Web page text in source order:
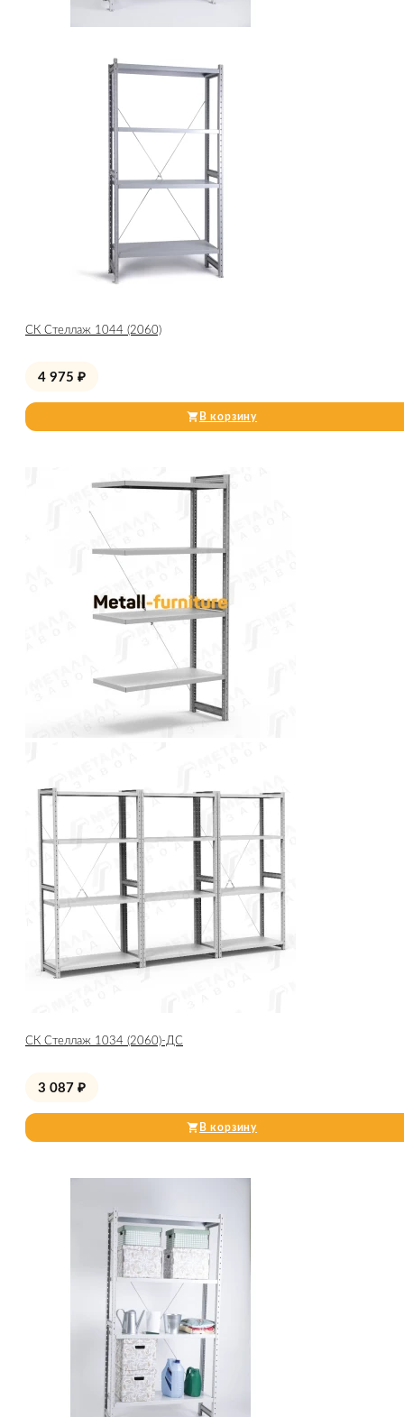
СК Стеллаж 1044 (2060)
4 975 ₽
В корзину
СК Стеллаж 1034 (2060)-ДС
3 087 ₽
В корзину